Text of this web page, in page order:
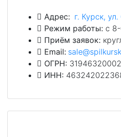
Адрес: г. Курск,
Режим работы: с
Приём заявок:
Email:
ОГРН:
ИНН: